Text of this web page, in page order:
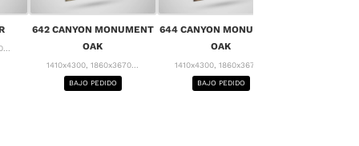
642 CANYON MONUMENT
OAK
1410x4300, 1860x3670...
BAJO PEDIDO
644 CANYON MONUMENT
OAK
1410x4300, 1860x3670...
BAJO PEDIDO